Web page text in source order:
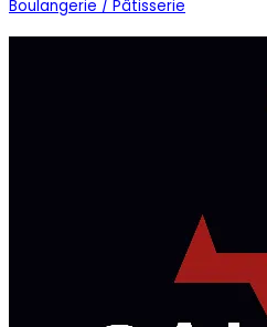
Boulangerie / Pâtisserie